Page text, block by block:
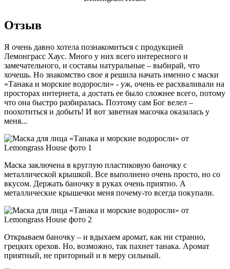
Отзыв
Я очень давно хотела познакомиться с продукцией
Лемонграсс Хаус. Много у них всего интересного и
замечательного, и составы натуральные – выбирай, что
хочешь. Но знакомство свое я решила начать именно с маски
«Танака и морские водоросли» - уж, очень ее расхваливали на
просторах интернета, а достать ее было сложнее всего, потому
что она быстро разбиралась. Поэтому сам Бог велел –
поохотиться и добыть! И вот заветная масочка оказалась у
меня...
Маска заключена в круглую пластиковую баночку с
металлической крышкой. Все выполнено очень просто, но со
вкусом. Держать баночку в руках очень приятно. А
металлические крышечки меня почему-то всегда покупали.
Открываем баночку – и вдыхаем аромат, как ни странно,
грецких орехов. Но, возможно, так пахнет танака. Аромат
приятный, не приторный и в меру сильный.